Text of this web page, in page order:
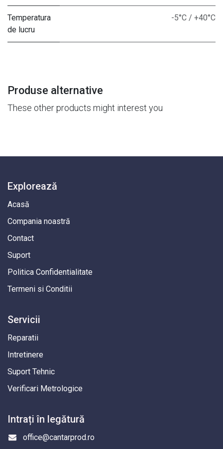
Temperatura
de lucru
-5°C / +40°C
Produse alternative
These other products might interest you
Explorează
Acasă
Compania noastră
Contact
Suport
Politica Confidentialitate
Termeni si Conditii
Servicii
Reparatii
Intretinere
Suport Tehnic
Verificari Metrologice
Intrați în legătură
office@cantarprod.ro